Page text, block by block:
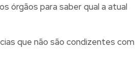
órgãos para saber qual a atual
que não são condizentes com